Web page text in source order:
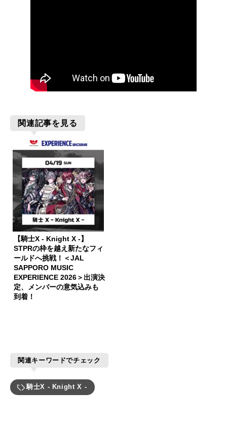
関連記事を見る
【騎士X - Knight X -】
STPRの枠を越え新たなフィ
ールドへ挑戦！＜JAL
SAPPORO MUSIC
EXPERIENCE 2026＞出演決
定、メンバーの意気込みも
到着！
関連キーワードでチェック
騎士X - Knight X -